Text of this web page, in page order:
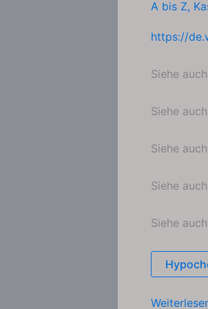
A bis Z,
https://
Siehe auch
Siehe auch
Siehe auch
Siehe auch
Siehe auch